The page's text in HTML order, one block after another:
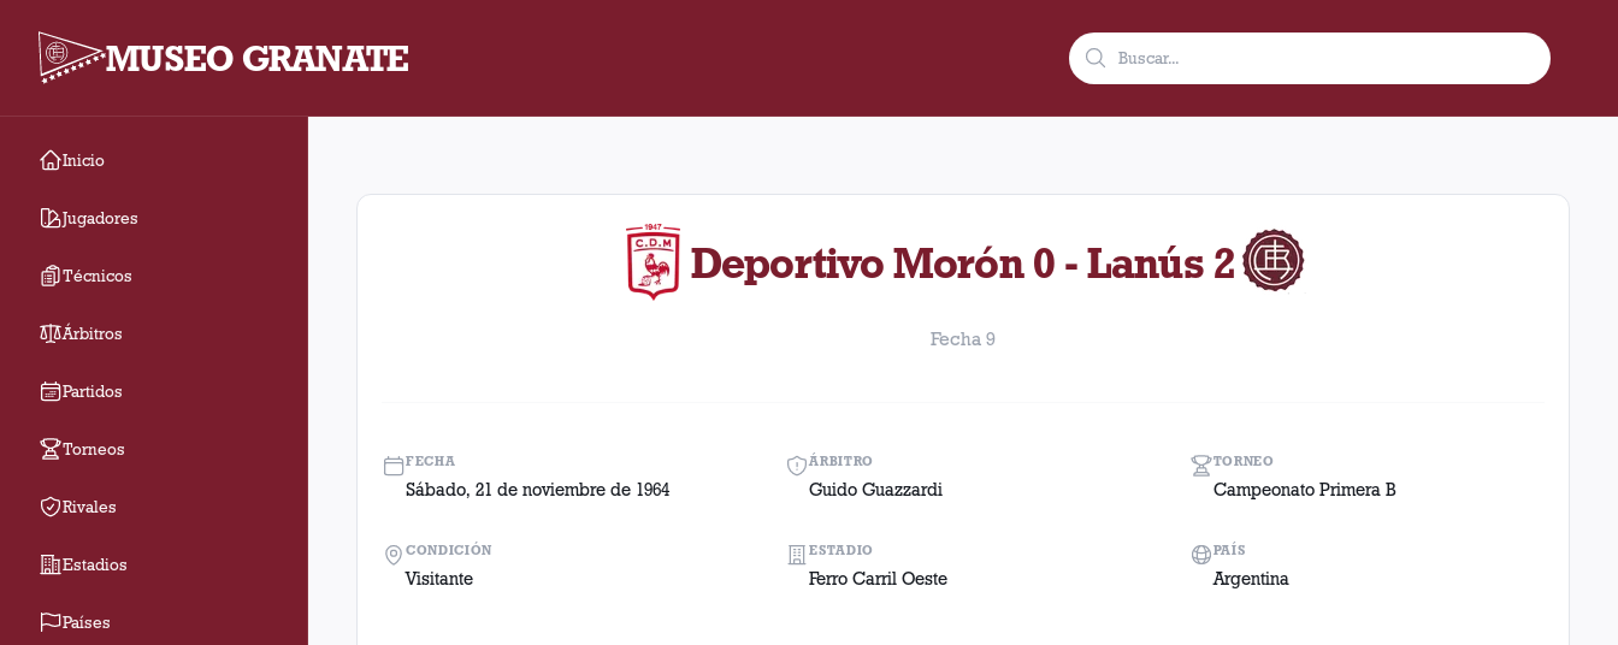
MUSEO GRANATE
Inicio
Jugadores
Técnicos
Árbitros
Partidos
Torneos
Rivales
Estadios
Países
Fecha 9. Partido entre Lanús y Deportivo Morón disputado el Sábado, 21 de noviembre de 1964 como visitante en el estadio Ferro Carril Oeste
Deportivo Morón 0 - Lanús 2
Fecha 9
FECHA
Sábado, 21 de noviembre de 1964
ÁRBITRO
Guido Guazzardi
TORNEO
Campeonato Primera B
CONDICIÓN
Visitante
ESTADIO
Ferro Carril Oeste
PAÍS
Argentina